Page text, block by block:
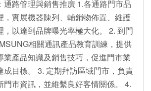
通路管理與銷售推廣 1.各通路門市品
，實展機器陳列、輔銷物佈置、維護
，以達到品牌曝光率極大化。 2. 到門
相關通訊產品教育訓練，提供
業產品知識及銷售技巧，促進門市業
成目標。 3. 定期拜訪區域門市，負責
門市資訊，並維繫良好客情關係。 4.